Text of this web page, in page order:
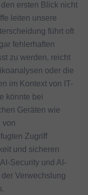
ersten Blick nicht
leiten unsere
führt oft
fehlerhaften
zu werden, reicht
oder die
im Kontext von IT-
könnte bei
Geräten wie
von
Zugriff
und sicheren
Security und AI-
Verwechslung